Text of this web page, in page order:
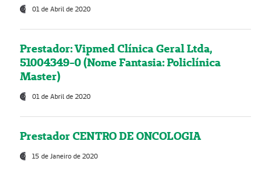
01 de Abril de 2020
Prestador: Vipmed Clínica Geral Ltda,
51004349-0 (Nome Fantasia: Policlínica
Master)
01 de Abril de 2020
Prestador CENTRO DE ONCOLOGIA
15 de Janeiro de 2020